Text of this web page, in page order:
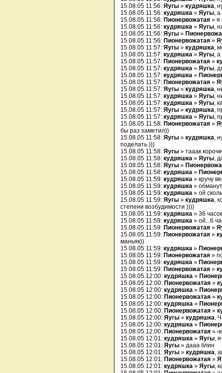
15.08.05 11:56: Яугы » кудряшка,
15.08.05 11:56: кудряшка » Яугы, а
15.08.05 11:56: Пионервожатая » я
15.08.05 11:56: кудряшка » Яугы,
15.08.05 11:56: Яугы »
15.08.05 11:56: Пионервожатая »
15.08.05 11:57: Яугы » кудряшка,
15.08.05 11:57: кудряшка » Яугы,
15.08.05 11:57: Пионервожатая »
15.08.05 11:57: кудряшка » Яугы,
15.08.05 11:57: кудряшка »
15.08.05 11:57: Пионервожатая »
15.08.05 11:57: Яугы » кудряшка,
15.08.05 11:57: кудряшка » Яугы,
15.08.05 11:57: кудряшка » Яугы,
15.08.05 11:57: Яугы » кудряшка,
15.08.05 11:57: кудряшка » Яугы,
15.08.05 11:58: Пионервожатая »
бы раз заметил))
15.08.05 11:58: Яугы » кудряшка,
поделать )))
15.08.05 11:58: Яугы » тааак
15.08.05 11:58: кудряшка » Яугы,
15.08.05 11:58: Яугы »
15.08.05 11:58: кудряшка »
15.08.05 11:59: кудряшка » кручу
15.08.05 11:59: кудряшка »
15.08.05 11:59: кудряшка » ой
15.08.05 11:59: Яугы » кудряшка,
степени возбудимости ))))
15.08.05 11:59: кудряшка » 36
15.08.05 11:59: кудряшка » ой...6
15.08.05 11:59: Пионервожатая »
15.08.05 11:59: Пионервожатая »
маньяк))
15.08.05 11:59: кудряшка »
15.08.05 11:59: Пионервожатая »
15.08.05 11:59: кудряшка »
15.08.05 11:59: Пионервожатая »
15.08.05 12:00: кудряшка »
15.08.05 12:00: Пионервожатая »
15.08.05 12:00: кудряшка »
15.08.05 12:00: Пионервожатая »
15.08.05 12:00: кудряшка »
15.08.05 12:00: Пионервожатая »
15.08.05 12:00: Яугы » кудряшка,
15.08.05 12:00: кудряшка »
15.08.05 12:00: Пионервожатая »
15.08.05 12:01: кудряшка » Яугы,
15.08.05 12:01: Яугы » дааа блин
15.08.05 12:01: Яугы » кудряшка,
15.08.05 12:01: Пионервожатая »
15.08.05 12:01: кудряшка » Яугы,